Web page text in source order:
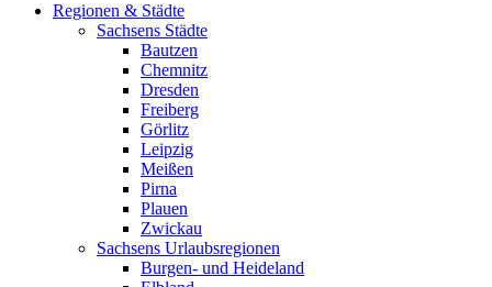
Regionen & Städte
Sachsens Städte
Bautzen
Chemnitz
Dresden
Freiberg
Görlitz
Leipzig
Meißen
Pirna
Plauen
Zwickau
Sachsens Urlaubsregionen
Burgen- und Heideland